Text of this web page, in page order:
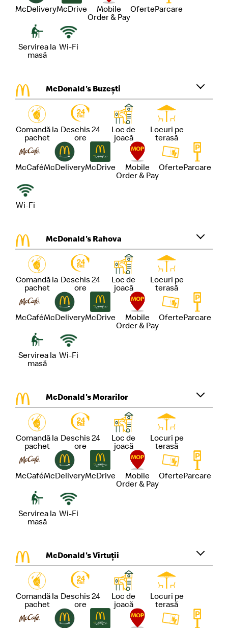
McDeliveryMcDrive
Mobile
Order & Pay
OferteParcare
Servirea la
masă
Wi-Fi
McDonald's Buzești
Comandă la
pachet
Deschis 24
ore
Loc de
joacă
Locuri pe
terasă
McCaféMcDeliveryMcDrive
Mobile
Order & Pay
OferteParcare
Wi-Fi
McDonald's Rahova
Comandă la
pachet
Deschis 24
ore
Loc de
joacă
Locuri pe
terasă
McCaféMcDeliveryMcDrive
Mobile
Order & Pay
OferteParcare
Servirea la
masă
Wi-Fi
McDonald's Morarilor
Comandă la
pachet
Deschis 24
ore
Loc de
joacă
Locuri pe
terasă
McCaféMcDeliveryMcDrive
Mobile
Order & Pay
OferteParcare
Servirea la
masă
Wi-Fi
McDonald's Virtuții
Comandă la
pachet
Deschis 24
ore
Loc de
joacă
Locuri pe
terasă